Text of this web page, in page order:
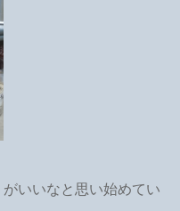
いいなと思い始めてい